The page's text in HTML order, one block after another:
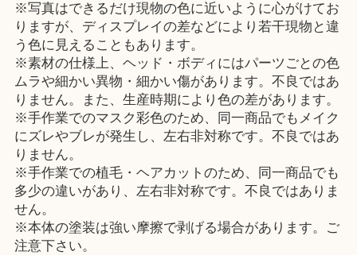
※写真はできるだけ現物の色に近いように心がけてお
りますが、ディスプレイの差などにより若干現物と違
う色に見えることもあります。
※素材の仕様上、ヘッド・ボディにはパーツごとの色
ムラや細かい異物・細かい傷があります。不良ではあ
りません。また、生産時期により色の差があります。
※手作業でのマスク彩色のため、同一商品でもメイク
にズレやブレが発生し、左右非対称です。不良ではあ
りません。
※手作業での植毛・ヘアカットのため、同一商品でも
多少の違いがあり、左右非対称です。不良ではありま
せん。
※本体の塗装は強い摩擦で剥げる場合があります。ご
注意下さい。